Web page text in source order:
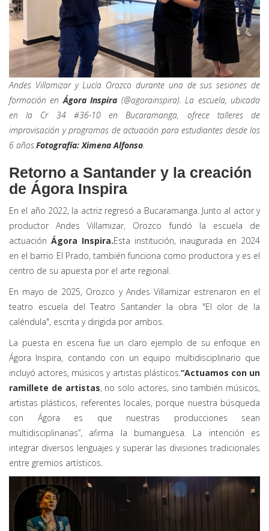
Andes Villamizar y Lucía Orozco durante una de sus sesiones de
formación en Ágora Inspira (@agorainspira). La escuela, ubicada
en la Cr 34 #36-10 en Bucaramanga, ofrece talleres de
improvisación y programas de actuación para estudiantes desde los
6 años.Fotografía: Ximena Alfonso
Retorno a Santander y la creación
de Ágora Inspira
En el año 2022, la actriz regresó a Bucaramanga. Junto al actor y
productor Andes Villamizar, Orozco fundó la escuela de
actuación Ágora Inspira.Esta institución, inaugurada en 2024
en el barrio El Prado, también funciona como productora y es el
centro de su apuesta por el arte regional.
En mayo de 2025, Orozco y Andes Villamizar estrenaron en el
teatro escuela del Teatro Santander la obra "El olor de la
caléndula", escrita y dirigida por ambos.
La puesta en escena fue un claro ejemplo de su enfoque en
Ágora Inspira, contando con un equipo multidisciplinario que
incluyó actores, músicos y artistas plásticos. “Actuamos con un
ramillete de artistas, no solo actores, sino también músicos,
artistas plásticos, referentes locales, porque nuestra búsqueda
con Ágora es que nuestras producciones sean
multidisciplinarias”, afirma la bumanguesa. La intención es
integrar diversos lenguajes y superar las divisiones tradicionales
entre gremios artísticos.